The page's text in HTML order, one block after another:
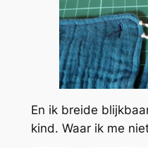
En ik breide
kind. Waar ik me